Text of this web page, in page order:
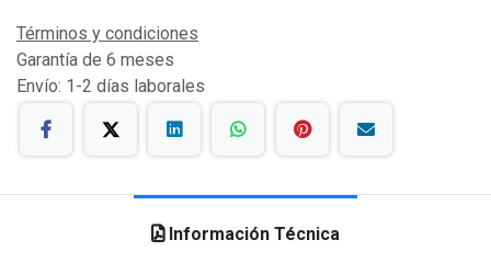
Términos y condiciones
Garantía de 6 meses
Envío: 1-2 días laborales
Información Técnica